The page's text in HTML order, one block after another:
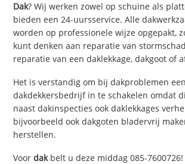
Dak? Wij werken zowel op schuine als
bieden een 24-uursservice. Alle
worden op professionele wijze opgepakt,
kunt denken aan reparatie van
reparatie van een daklekkage, dakgoot of
Het is verstandig om bij dakproblemen
dakdekkersbedrijf in te schakelen omdat
naast dakinspecties ook daklekkages
bijvoorbeeld ook dakgoten bladervrij
herstellen.
Voordakbelt u deze middag 085-